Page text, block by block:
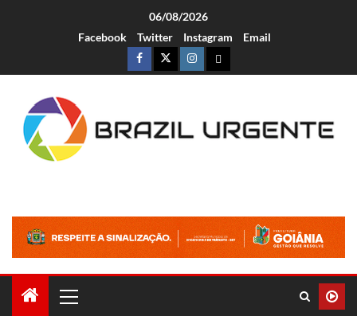
06/08/2026
Facebook
Twitter Instagram Email